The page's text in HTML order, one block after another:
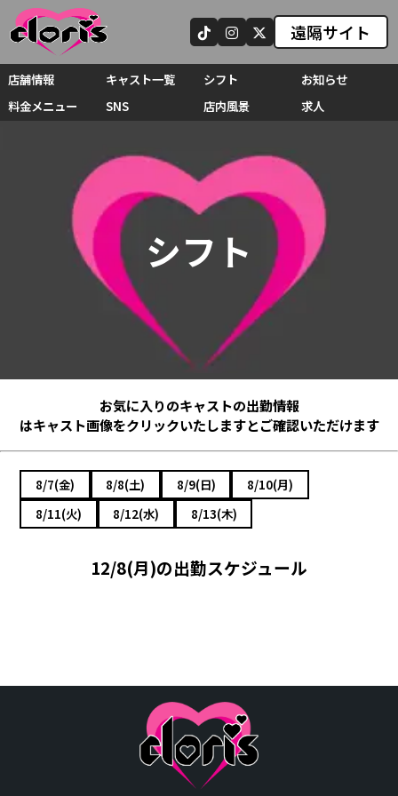
遠隔サイト
店舗情報 キャスト一覧 シフト
お知らせ
料金メニュー
SNS 店内風景 求人
シフト
お気に入りのキャストの出勤情報
はキャスト画像をクリックいたしますとご確認いただけます
8/7(金) 8/8(土) 8/9(日)
8/10(月)
8/11(火)
8/12(水) 8/13(木)
12/8(月)の出勤スケジュール